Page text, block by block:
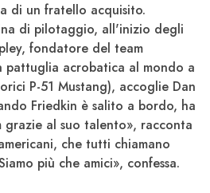
di un fratello acquisito.
di pilotaggio, all'inizio degli
fondatore del team
pattuglia acrobatica al mondo a
P-51 Mustang), accoglie Dan
Friedkin è salito a bordo, ha
al suo talento», racconta
che tutti chiamano
più che amici», confessa.